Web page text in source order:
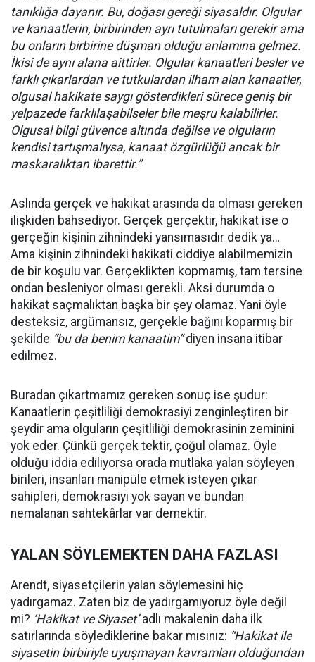
tanıklığa dayanır. Bu, doğası gereği siyasaldır. Olgular
ve kanaatlerin, birbirinden ayrı tutulmaları gerekir ama
bu onların birbirine düşman olduğu anlamına gelmez.
İkisi de aynı alana aittirler. Olgular kanaatleri besler ve
farklı çıkarlardan ve tutkulardan ilham alan kanaatler,
olgusal hakikate saygı gösterdikleri sürece geniş bir
yelpazede farklılaşabilseler bile meşru kalabilirler.
Olgusal bilgi güvence altında değilse ve olguların
kendisi tartışmalıysa, kanaat özgürlüğü ancak bir
maskaralıktan ibarettir.”
Aslında gerçek ve hakikat arasında da olması gereken
ilişkiden bahsediyor. Gerçek gerçektir, hakikat ise o
gerçeğin kişinin zihnindeki yansımasıdır dedik ya…
Ama kişinin zihnindeki hakikati ciddiye alabilmemizin
de bir koşulu var. Gerçeklikten kopmamış, tam tersine
ondan besleniyor olması gerekli. Aksi durumda o
hakikat saçmalıktan başka bir şey olamaz. Yani öyle
desteksiz, argümansız, gerçekle bağını koparmış bir
şekilde “bu da benim kanaatim”diyen insana itibar
edilmez.
Buradan çıkartmamız gereken sonuç ise şudur:
Kanaatlerin çeşitliliği demokrasiyi zenginleştiren bir
şeydir ama olguların çeşitliliği demokrasinin zeminini
yok eder. Çünkü gerçek tektir, çoğul olamaz. Öyle
olduğu iddia ediliyorsa orada mutlaka yalan söyleyen
birileri, insanları manipüle etmek isteyen çıkar
sahipleri, demokrasiyi yok sayan ve bundan
nemalanan sahtekârlar var demektir.
YALAN SÖYLEMEKTEN DAHA FAZLASI
Arendt, siyasetçilerin yalan söylemesini hiç
yadırgamaz. Zaten biz de yadırgamıyoruz öyle değil
mi? ‘Hakikat ve Siyaset’adlı makalenin daha ilk
satırlarında söylediklerine bakar mısınız: “Hakikat ile
siyasetin birbiriyle uyuşmayan kavramları olduğundan